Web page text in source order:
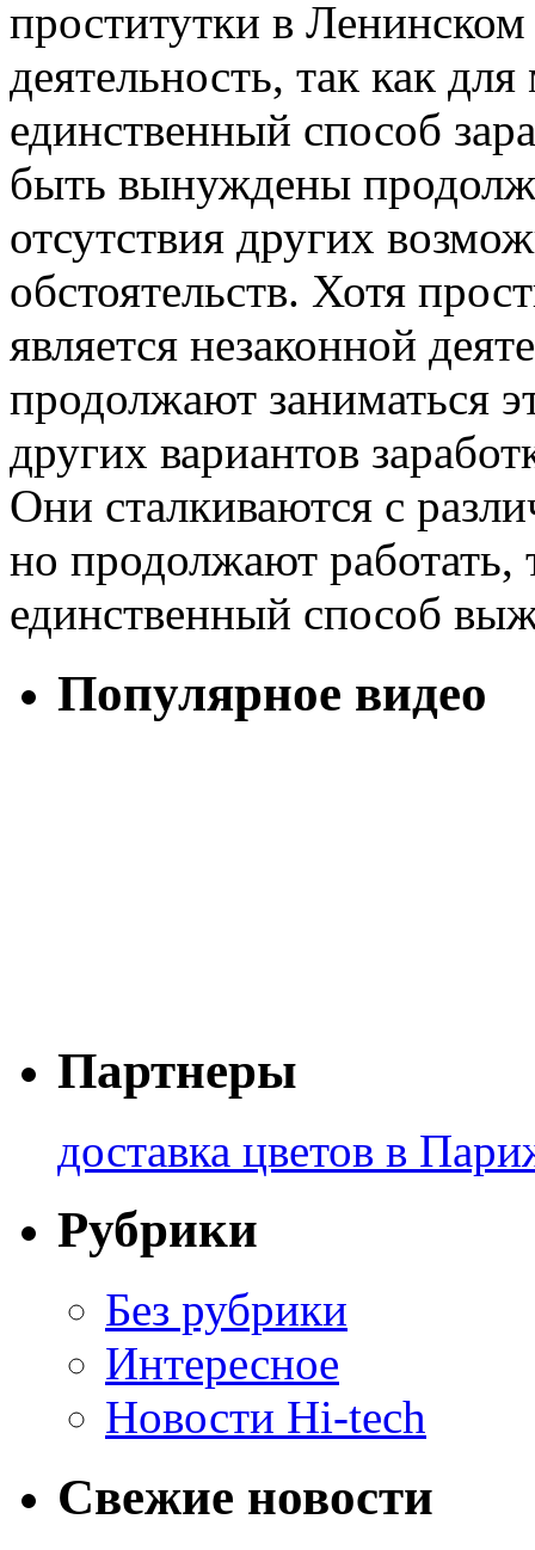
проститутки в
деятельность, так как
единственный способ
быть вынуждены
отсутствия других
обстоятельств. Хотя
является незаконной
продолжают заниматься
других вариантов
Они сталкиваются с
но продолжают работать,
единственный способ
Популярное видео
Партнеры
доставка цветов в
Рубрики
Без рубрики
Интересное
Новости Hi-tech
Свежие новости